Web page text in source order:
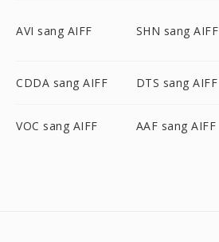
AVI sang AIFF SHN sang AIFF
CDDA sang AIFF DTS sang AIFF
VOC sang AIFF AAF sang AIFF